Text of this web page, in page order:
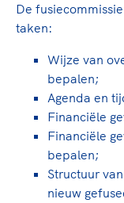
De
taken:
Wijze van
bepalen;
Agenda en
Financiële
Financiële
bepalen;
Structuur
nieuw